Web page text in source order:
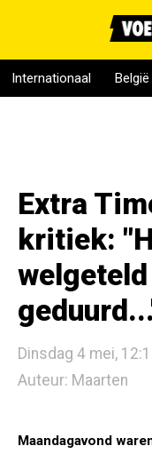
Internationaal België
Extra
kritiek:
Dinsdag 4 mei,
Auteur: Maarten
Maandagavond